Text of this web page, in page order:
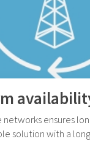
networks ensures
solution with a